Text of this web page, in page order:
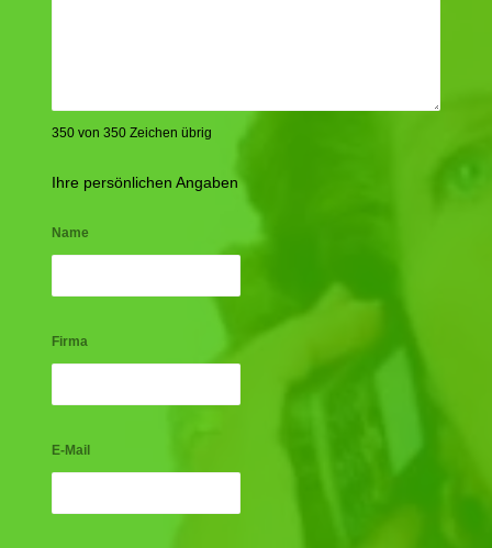
350 von 350 Zeichen übrig
Ihre persönlichen Angaben
Name
Firma
E-Mail